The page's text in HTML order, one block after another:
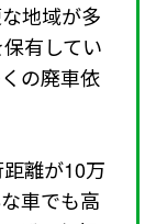
地域が多
有してい
の廃車依
離が10万
車でも高